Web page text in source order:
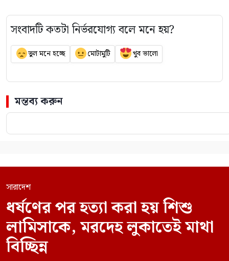
সংবাদটি কতটা নির্ভরযোগ্য বলে মনে হয়?
ভুল মনে হচ্ছে মোটামুটি খুব ভালো
মন্তব্য করুন
সারাদেশ
ধর্ষণের পর হত্যা করা হয় শিশু
লামিসাকে, মরদেহ লুকাতেই মাথা
বিচ্ছিন্ন